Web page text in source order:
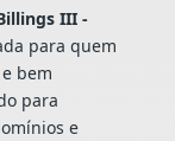
III -
para quem
bem
para
e